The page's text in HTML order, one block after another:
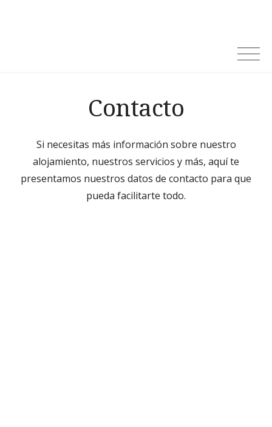
Contacto
Si necesitas más información sobre nuestro
alojamiento, nuestros servicios y más, aquí te
presentamos nuestros datos de contacto para que
pueda facilitarte todo.